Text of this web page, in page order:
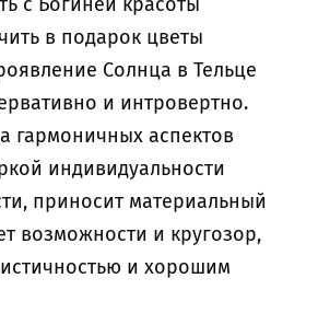
в подарок цветы
Солнца в Тельце
и интровертно.
гармоничных аспектов
индивидуальности
приносит материальный
возможности и кругозор,
и хорошим